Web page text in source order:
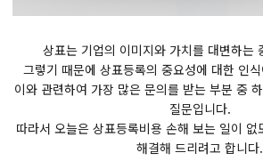
상표는 기업의 이미지와 가치를 대변하는
그렇기 때문에 상표등록의 중요성에 대한 인
이와 관련하여 가장 많은 문의를 받는 부분 중
질문입니다.​
따라서 오늘은 상표등록비용 손해 보는 일이
해결해 드리려고 합니다.